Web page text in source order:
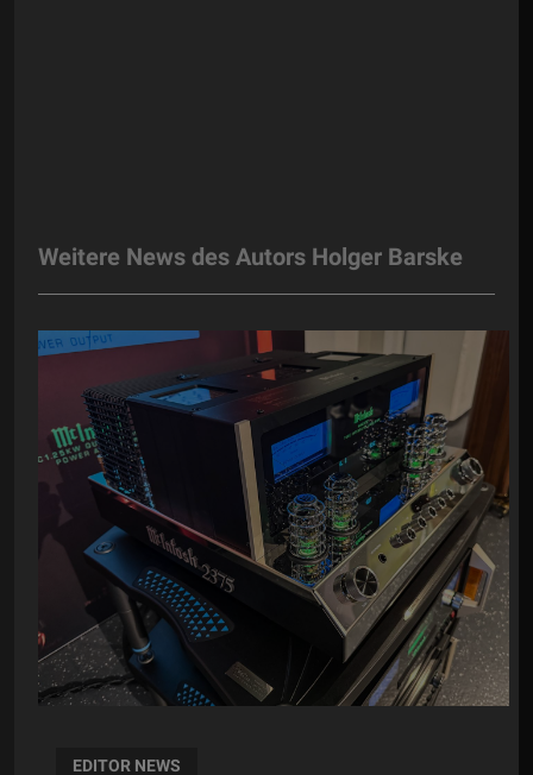
Weitere News des Autors Holger Barske
EDITOR NEWS